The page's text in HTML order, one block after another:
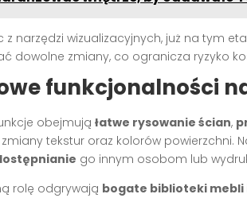
z narzędzi wizualizacyjnych, już na tym
dowolne zmiany, co ogranicza ryzyko
funkcjonalności
obejmują łatwe rysowanie ścian,
tekstur oraz kolorów powierzchni.
go innym osobom lub
rolę odgrywają bogate biblioteki mebli